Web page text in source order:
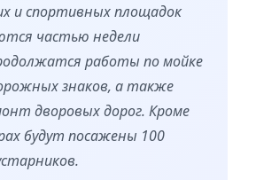
и спортивных площадок
частью недели
работы по мойке
знаков, а также
дворовых дорог. Кроме
будут посажены 100